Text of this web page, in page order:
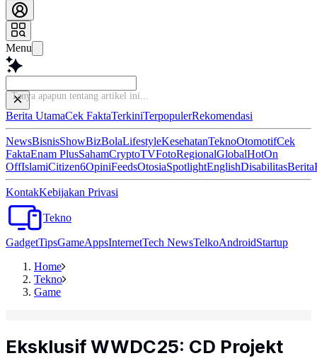
Menu
Berita UtamaCek FaktaTerkiniTerpopulerRekomendasi
NewsBisnisShowBizBolaLifestyleKesehatanTeknoOtomotifCek
FaktaEnam PlusSahamCryptoTVFotoRegionalGlobalHotOn
OffIslamiCitizen6OpiniFeedsOtosiaSpotlightEnglishDisabilitasBerita
KontakKebijakan Privasi
Tekno
GadgetTipsGameAppsInternetTech NewsTelkoAndroidStartup
Home
Tekno
Game
Eksklusif WWDC25: CD Projekt